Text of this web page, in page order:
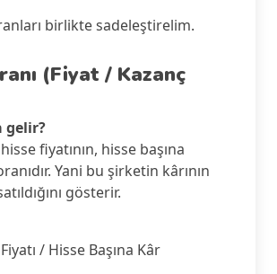
birlikte sadeleştirelim.
(Fiyat / Kazanç
gelir?
fiyatının, hisse başına
Yani bu şirketin kârının
gösterir.
/ Hisse Başına Kâr